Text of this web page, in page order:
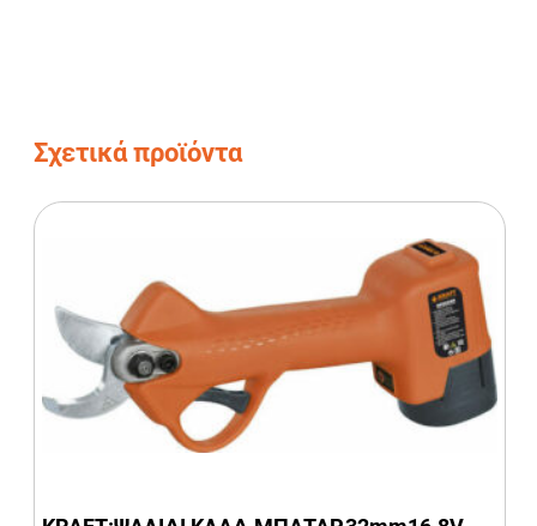
Σχετικά προϊόντα